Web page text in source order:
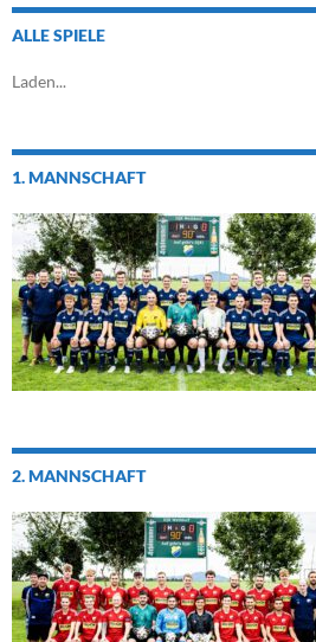
ALLE SPIELE
Laden...
1. MANNSCHAFT
2. MANNSCHAFT